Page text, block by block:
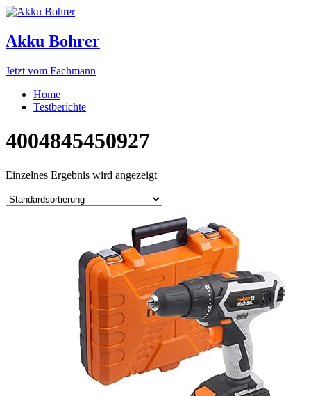
Akku Bohrer
Jetzt vom Fachmann
Home
Testberichte
4004845450927
Einzelnes Ergebnis wird angezeigt